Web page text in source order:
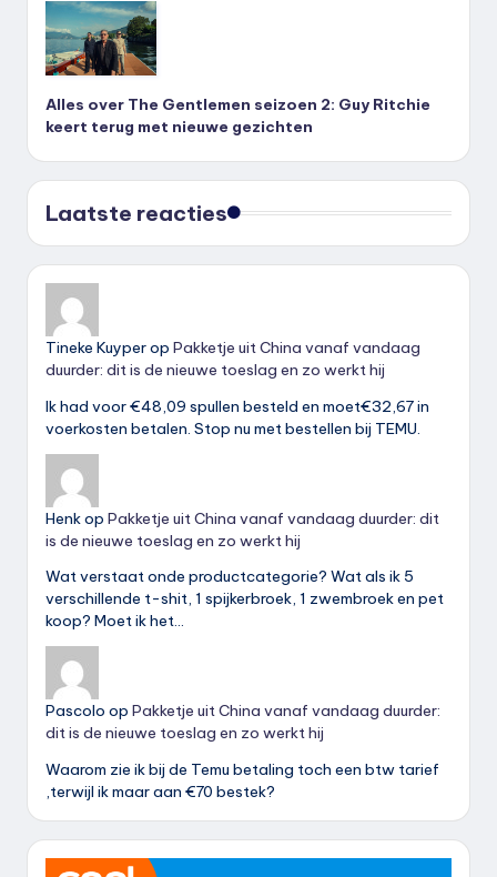
Alles over The Gentlemen seizoen 2: Guy Ritchie
keert terug met nieuwe gezichten
Laatste reacties
Tineke Kuyperop Pakketje uit China vanaf vandaag
duurder: dit is de nieuwe toeslag en zo werkt hij
Ik had voor €48,09 spullen besteld en moet€32,67 in
voerkosten betalen. Stop nu met bestellen bij TEMU.
Henkop Pakketje uit China vanaf vandaag duurder: dit
is de nieuwe toeslag en zo werkt hij
Wat verstaat onde productcategorie? Wat als ik 5
verschillende t-shit, 1 spijkerbroek, 1 zwembroek en pet
koop? Moet ik het…
Pascolo op Pakketje uit China vanaf vandaag duurder:
dit is de nieuwe toeslag en zo werkt hij
Waarom zie ik bij de Temu betaling toch een btw tarief
,terwijl ik maar aan €70 bestek?